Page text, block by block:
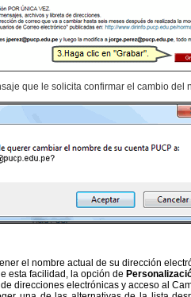
que le solicita confirmar el cambio del
el nombre actual de su dirección
esta facilidad, la opción de
direcciones electrónicas y acceso al